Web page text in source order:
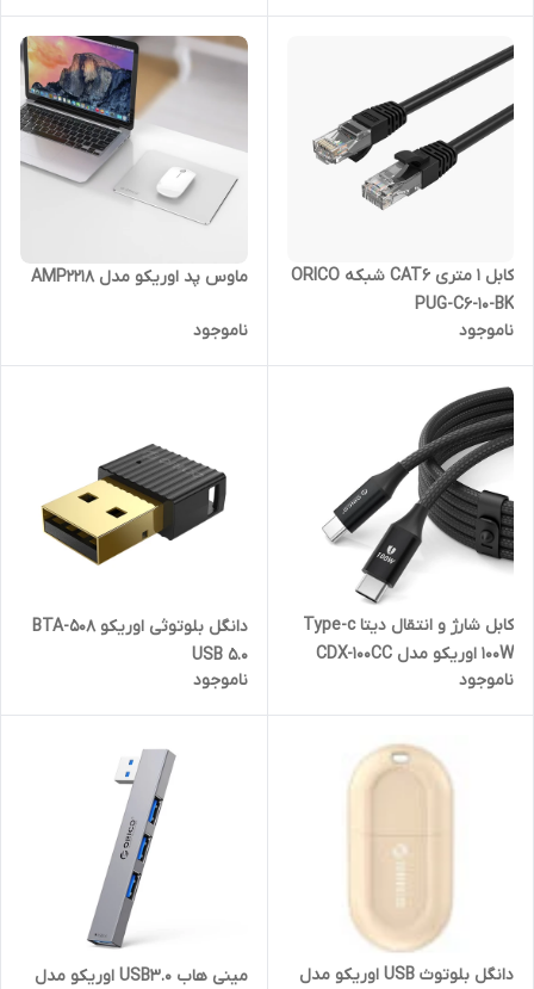
کابل 1 متری CAT6 شبکه ORICO
PUG-C6-10-BK
ناموجود
ماوس پد اوریکو مدل AMP2218
ناموجود
کابل شارژ و انتقال دیتا Type-c
100W اوریکو مدل CDX-100CC
طول 1 متر
ناموجود
دانگل بلوتوثی اوریکو BTA-508
USB 5.0
ناموجود
دانگل بلوتوث USB اوریکو مدل
مینی هاب USB3.0 اوریکو مدل